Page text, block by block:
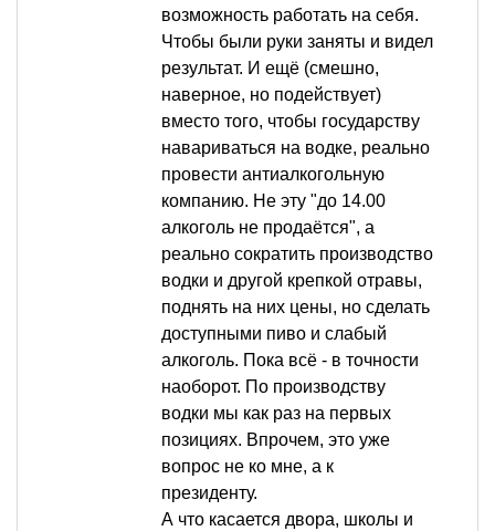
возможность работать на себя.
Чтобы были руки заняты и видел
результат. И ещё (смешно,
наверное, но подействует)
вместо того, чтобы государству
навариваться на водке, реально
провести антиалкогольную
компанию. Не эту "до 14.00
алкоголь не продаётся", а
реально сократить производство
водки и другой крепкой отравы,
поднять на них цены, но сделать
доступными пиво и слабый
алкоголь. Пока всё - в точности
наоборот. По производству
водки мы как раз на первых
позициях. Впрочем, это уже
вопрос не ко мне, а к
президенту.
А что касается двора, школы и